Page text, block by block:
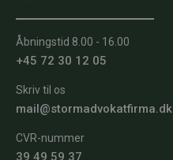
Åbningstid 8.00 - 16.00
+45 72 30 12 05
Skriv til os
mail@stormadvokatfirma.dk
CVR-nummer
39 49 59 37